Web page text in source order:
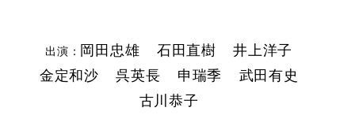
出演： 岡田忠雄 石田直樹
井上洋子
金定和沙
呉英長 申瑞季
武田有史
古川恭子